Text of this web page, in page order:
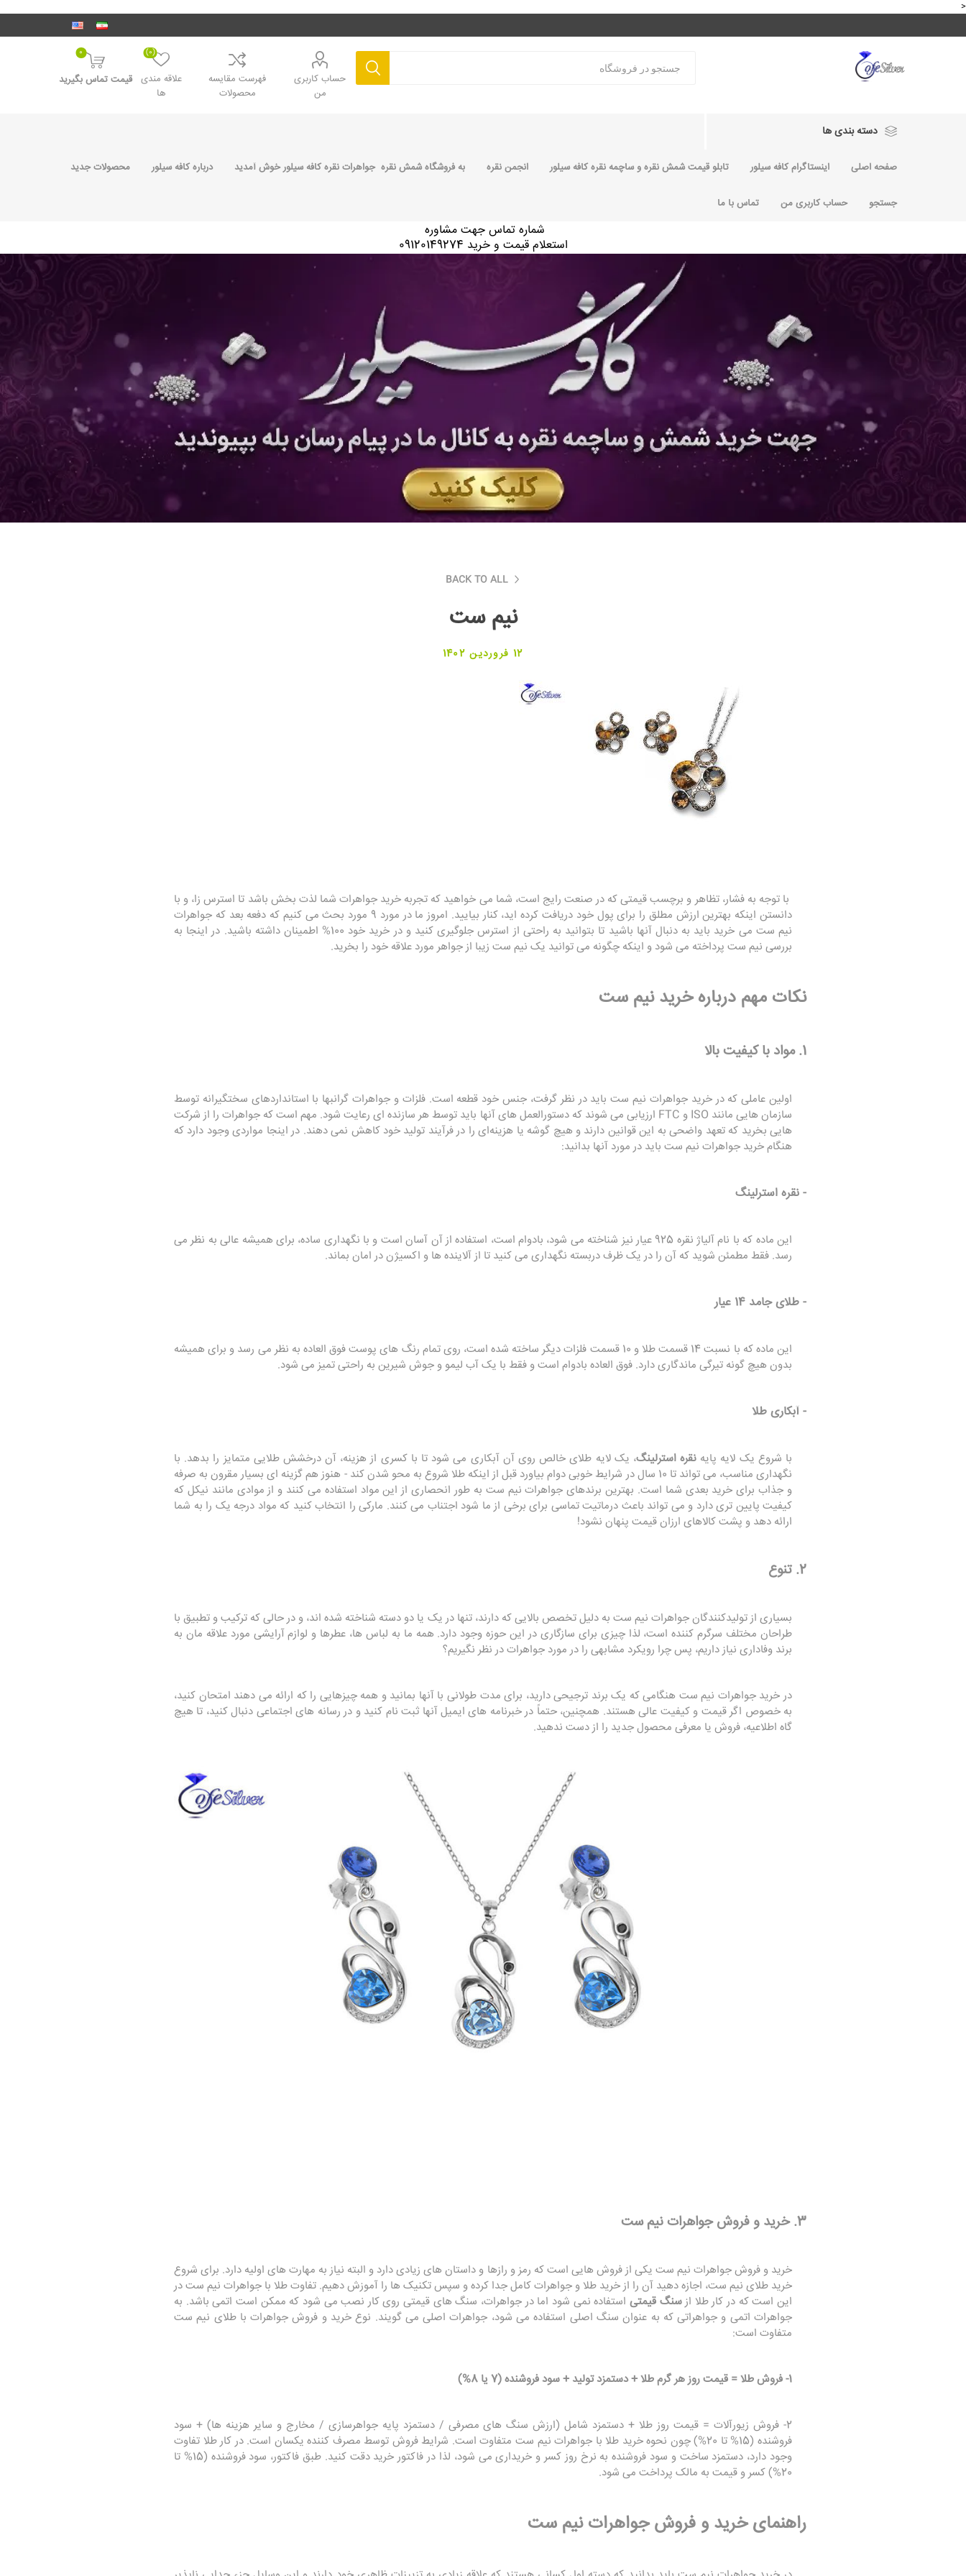
<
حساب کاربری
من
فهرست مقایسه
محصولات
علاقه مندی
ها
(0)
0
قیمت تماس بگیرید
دسته بندی ها
صفحه اصلی اینستاگرام کافه سیلور تابلو قیمت شمش نقره و ساچمه نقره کافه سیلور انجمن نقره به فروشگاه شمش نقره جواهرات نقره کافه سیلور خوش آمدید درباره کافه سیلور محصولات جدید
جستجو حساب کاربری من تماس با ما
شماره تماس جهت مشاوره
استعلام قیمت و خرید 09120149274
BACK TO ALL
نیم ست
12 فروردین 1402
با توجه به فشار، تظاهر و برچسب قیمتی که در صنعت رایج است، شما می خواهید که تجربه خرید جواهرات شما لذت بخش باشد تا استرس زا، و با
دانستن اینکه بهترین ارزش مطلق را برای پول خود دریافت کرده اید، کنار بیایید. امروز ما در مورد 9 مورد بحث می کنیم که دفعه بعد که جواهرات
نیم ست می خرید باید به دنبال آنها باشید تا بتوانید به راحتی از استرس جلوگیری کنید و در خرید خود 100% اطمینان داشته باشید. در اینجا به
بررسی نیم ست پرداخته می شود و اینکه چگونه می توانید یک نیم ست زیبا از جواهر مورد علاقه خود را بخرید.
نکات مهم درباره خرید نیم ست
1. مواد با کیفیت بالا
اولین عاملی که در خرید جواهرات نیم ست باید در نظر گرفت، جنس خود قطعه است. فلزات و جواهرات گرانبها با استانداردهای سختگیرانه توسط
سازمان هایی مانند ISO و FTC ارزیابی می شوند که دستورالعمل های آنها باید توسط هر سازنده ای رعایت شود. مهم است که جواهرات را از شرکت
‌هایی بخرید که تعهد واضحی به این قوانین دارند و هیچ گوشه یا هزینه‌ای را در فرآیند تولید خود کاهش نمی ‌دهند. در اینجا مواردی وجود دارد که
هنگام خرید جواهرات نیم ست باید در مورد آنها بدانید:
- نقره استرلینگ
این ماده که با نام آلیاژ نقره 925 عیار نیز شناخته می شود، بادوام است، استفاده از آن آسان است و با نگهداری ساده، برای همیشه عالی به نظر می
رسد. فقط مطمئن شوید که آن را در یک ظرف دربسته نگهداری می کنید تا از آلاینده ها و اکسیژن در امان بماند.
- طلای جامد 14 عیار
این ماده که با نسبت 14 قسمت طلا و 10 قسمت فلزات دیگر ساخته شده است، روی تمام رنگ های پوست فوق العاده به نظر می رسد و برای همیشه
بدون هیچ گونه تیرگی ماندگاری دارد. فوق العاده بادوام است و فقط با یک آب لیمو و جوش شیرین به راحتی تمیز می شود.
- آبکاری طلا
با شروع یک لایه پایه نقره استرلینگ، یک لایه طلای خالص روی آن آبکاری می شود تا با کسری از هزینه، آن درخشش طلایی متمایز را بدهد. با
نگهداری مناسب، می تواند تا 10 سال در شرایط خوبی دوام بیاورد قبل از اینکه طلا شروع به محو شدن کند - هنوز هم گزینه ای بسیار مقرون به صرفه
و جذاب برای خرید بعدی شما است. بهترین برندهای جواهرات نیم ست به طور انحصاری از این مواد استفاده می کنند و از موادی مانند نیکل که
کیفیت پایین تری دارد و می تواند باعث درماتیت تماسی برای برخی از ما شود اجتناب می کنند. مارکی را انتخاب کنید که مواد درجه یک را به شما
ارائه دهد و پشت کالاهای ارزان قیمت پنهان نشود!
2. تنوع
بسیاری از تولیدکنندگان جواهرات نیم ست به دلیل تخصص بالایی که دارند، تنها در یک یا دو دسته شناخته شده اند، و در حالی که ترکیب و تطبیق با
طراحان مختلف سرگرم کننده است، لذا چیزی برای سازگاری در این حوزه وجود دارد. همه ما به لباس‌ ها، عطرها و لوازم آرایشی مورد علاقه‌ مان به
برند وفاداری نیاز داریم، پس چرا رویکرد مشابهی را در مورد جواهرات در نظر نگیریم؟
در خرید جواهرات نیم ست هنگامی که یک برند ترجیحی دارید، برای مدت طولانی با آنها بمانید و همه چیزهایی را که ارائه می دهند امتحان کنید،
به خصوص اگر قیمت و کیفیت عالی هستند. همچنین، حتماً در خبرنامه های ایمیل آنها ثبت نام کنید و در رسانه های اجتماعی دنبال کنید، تا هیچ
گاه اطلاعیه، فروش یا معرفی محصول جدید را از دست ندهید.
3. خرید و فروش جواهرات نیم ست
خرید و فروش جواهرات نیم ست یکی از فروش هایی است که رمز و رازها و داستان های زیادی دارد و البته نیاز به مهارت های اولیه دارد. برای شروع
خرید طلای نیم ست، اجازه دهید آن را از خرید طلا و جواهرات کامل جدا کرده و سپس تکنیک ها را آموزش دهیم. تفاوت طلا با جواهرات نیم ست در
این است که در کار طلا ازسنگ قیمتی استفاده نمی شود اما در جواهرات، سنگ های قیمتی روی کار نصب می شود که ممکن است اتمی باشد. به
جواهرات اتمی و جواهراتی که به عنوان سنگ اصلی استفاده می شود، جواهرات اصلی می گویند. نوع خرید و فروش جواهرات با طلای نیم ست
متفاوت است:
1- فروش طلا = قیمت روز هر گرم طلا + دستمزد تولید + سود فروشنده (7 یا 8%)
2- فروش زیورآلات = قیمت روز طلا + دستمزد شامل (ارزش سنگ های مصرفی / دستمزد پایه جواهرسازی / مخارج و سایر هزینه ها) + سود
فروشنده (15% تا 20%) چون نحوه خرید طلا با جواهرات نیم ست متفاوت است. شرایط فروش توسط مصرف کننده یکسان است. در کار طلا تفاوت
وجود دارد، دستمزد ساخت و سود فروشنده به نرخ روز کسر و خریداری می شود، لذا در فاکتور خرید دقت کنید. طبق فاکتور، سود فروشنده (15% تا
20%) کسر و قیمت به مالک پرداخت می شود.
راهنمای خرید و فروش جواهرات نیم ست